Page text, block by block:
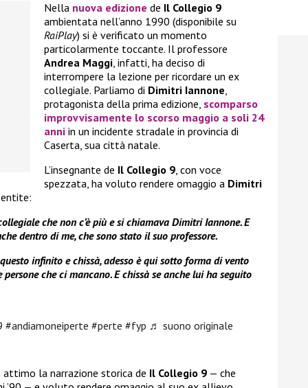
Nella nuova edizione de Il Collegio 9
ambientata nell’anno 1990 (disponibile su
RaiPlay) si è verificato un momento
particolarmente toccante. Il professore
Andrea Maggi, infatti, ha deciso di
interrompere la lezione per ricordare un ex
collegiale. Parliamo di Dimitri Iannone,
protagonista della prima edizione, scomparso
improvvisamente lo scorso maggio a soli 24
anni in un incidente stradale in provincia di
Caserta, sua città natale.
L’insegnante de Il Collegio 9, con voce
spezzata, ha voluto rendere omaggio a Dimitri
che non c’è più e si chiamava Dimitri Iannone. E
dentro di me, che sono stato il suo professore.
infinito e chissà, adesso è qui sotto forma di vento
che ci mancano. E chissà se anche lui ha seguito
#andiamoneiperte #perte #fyp ♬ suono originale
la narrazione storica de Il Collegio 9 — che